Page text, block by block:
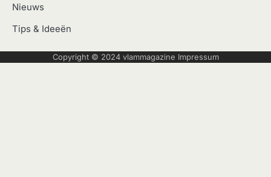
Nieuws
Tips & Ideeën
Copyright © 2024 vlammagazine Impressum